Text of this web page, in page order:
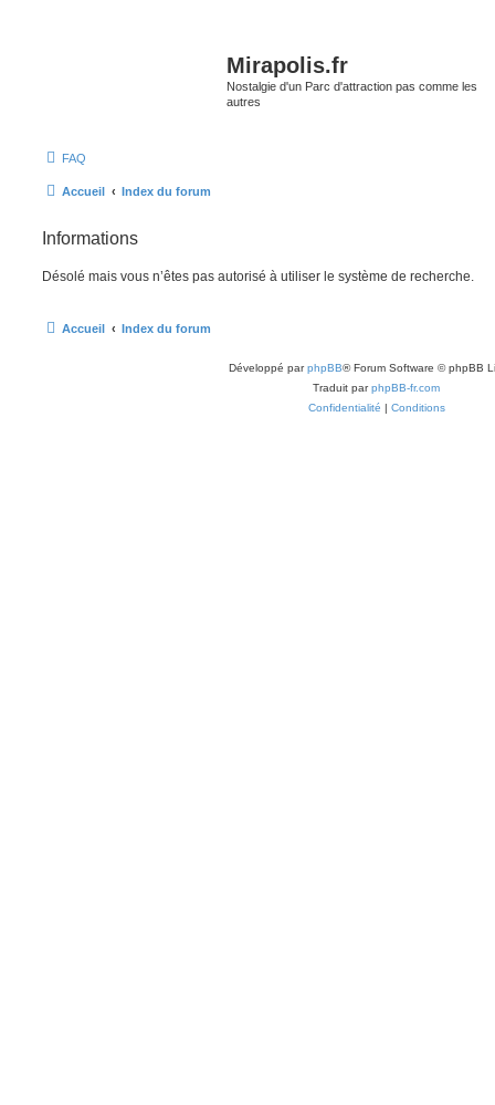
Mirapolis.fr
Nostalgie d'un Parc d'attraction pas comme les
autres
FAQ
Accueil Index du forum
Informations
Désolé mais vous n’êtes pas autorisé à utiliser le système de recherche.
Accueil Index du forum
Développé parphpBB® Forum Software © phpBB
Traduit parphpBB-fr.com
Confidentialité | Conditions